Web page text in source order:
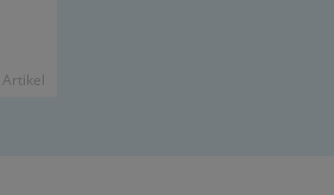
Ar­ti­kel